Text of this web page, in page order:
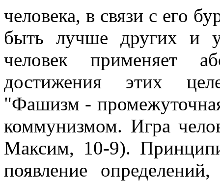
человека, в связи с его
быть лучше других и
человек применяет
достижения этих
"Фашизм -
коммунизмом. Игра
Максим, 10-9).
появление